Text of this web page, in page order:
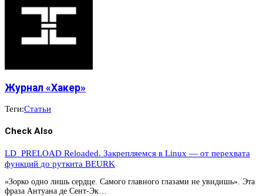
Журнал «Хакер»
Теги:Статьи
Check Also
LD_PRELOAD Reloaded. Закрепляемся в Linux — от перехвата
функций до руткита BEURK
«Зорко одно лишь сердце. Самого главного глазами не увидишь». Эта
фраза Антуана де Сент-Эк…